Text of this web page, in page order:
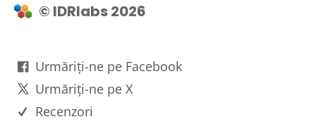
© IDRlabs 2026
Urmăriți-ne pe Facebook
Urmăriți-ne pe X
Recenzori